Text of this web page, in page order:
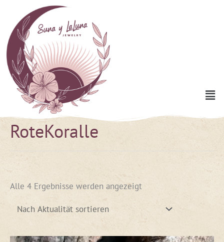
Inhalt
springen
RoteKoralle
Alle 4 Ergebnisse werden angezeigt
sortiert